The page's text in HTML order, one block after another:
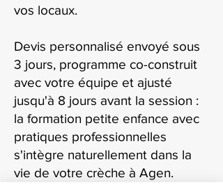
vos locaux.
Devis personnalisé envoyé sous
3 jours, programme co-construit
avec votre équipe et ajusté
jusqu'à 8 jours avant la session :
la formation petite enfance avec
pratiques professionnelles
s'intègre naturellement dans la
vie de votre crèche à Agen.